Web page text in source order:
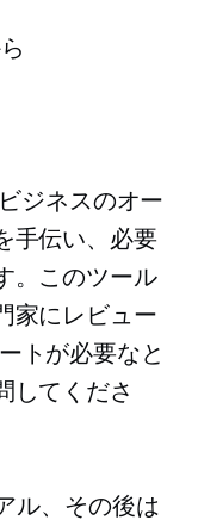
ジネスのオー
手伝い、必要
。このツール
家にレビュー
トが必要なと
してくださ
ル、その後は